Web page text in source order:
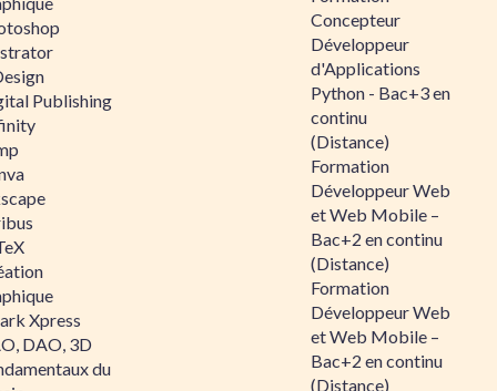
Publishing
Xpress
DAO, 3D
du
Concepteur
Développeur
d'Applications
Python - Bac+3 en
continu
(Distance)
Formation
Développeur Web
et Web Mobile –
Bac+2 en continu
(Distance)
Formation
Développeur Web
et Web Mobile –
Bac+2 en continu
(Distance)